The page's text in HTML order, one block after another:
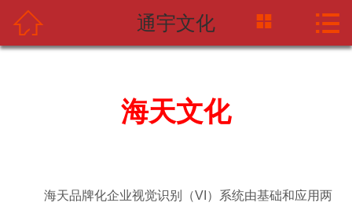
网站首页
 通宇文化  
海天文化
海天品牌化企业视觉识别（VI）系统由基础和应用两